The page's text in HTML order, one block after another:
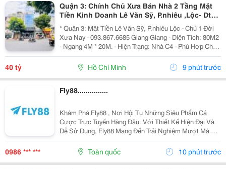
Quận 3: Chính Chủ Xưa Bán Nhà 2 Tầng Mặt
Tiền Kinh Doanh Lê Văn Sỹ, P.nhiêu ,Lộc- Dt
80M2 Ngang 4M*20M Sh Vuông Vức- Phù Hợp
Khách Xây Mới
* Quận 3: Mặt Tiền Lê Văn Sỹ, P.nhiêu Lộc - Chủ 1 Đời
Xưa Nay - 093.867.6685 Giang Giang - Diện Tích: 80M2
- Ngang 4M * 20M. - Hiện Trạng: Nhà C4 - Phù Hợp Chủ
Mới Xây Theo Công Năng. - Sổ Hồng Vuông Đẹp. - Chủ
Chào: 40T. * Giang Giang:...
40 tỷ Hồ Chí Minh 9 phút trước
Fly88...............
Khám Phá Fly88 , Nơi Hội Tụ Những Siêu Phẩm Cá
Cược Trực Tuyến Hàng Đầu. Với Thiết Kế Hiện Đại Và
Dễ Sử Dụng, Fly88 Mang Đến Trải Nghiệm Mượt Mà Dù
Bạn Chơi Trên Điện Thoại Hay Máy Tính. Điểm Tựa
Niềm Tin Của Người Chơi Nằm Ở Hệ Thống Thanh
Toán Rõ...
0986 *** *** Toàn quốc 10 phút trước